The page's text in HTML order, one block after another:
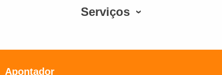
Serviços
Apontador